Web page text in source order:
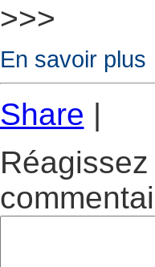
>>>
En savoir plus
Share |